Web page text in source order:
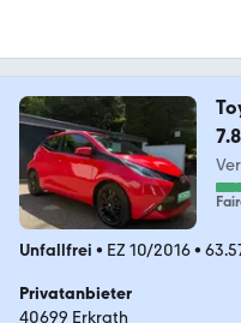
Unfallfrei • EZ 10/2016•
Privatanbieter
40699 Erkrath